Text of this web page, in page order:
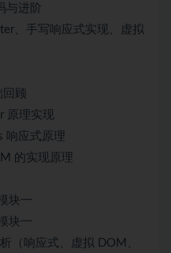
与进阶
、手写响应式实现、虚拟
顾
原理实现
响应式原理
的实现原理
块一
块一
（响应式、虚拟 DOM、